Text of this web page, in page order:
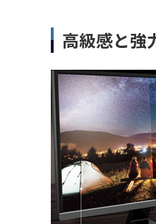
高級感と強